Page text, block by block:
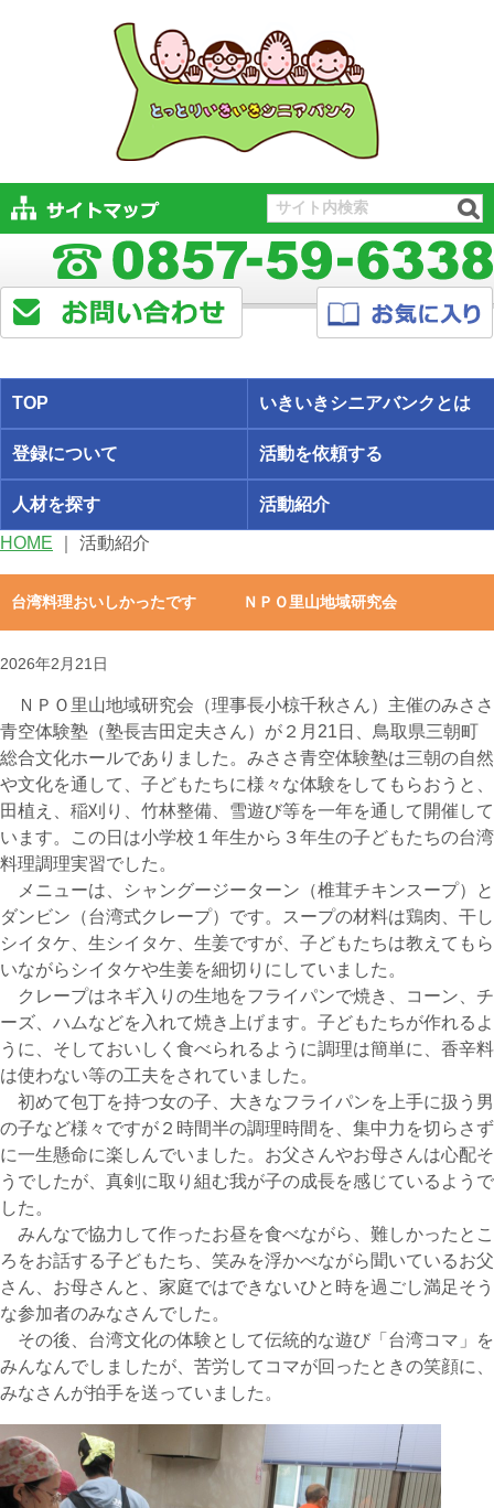
TOP いきいきシニアバンクとは
登録について 活動を依頼する
人材を探す 活動紹介
HOME 活動紹介
台湾料理おいしかったです ＮＰＯ里山地域研究会
2026年2月21日
ＮＰＯ里山地域研究会（理事長小椋千秋さん）主催のみささ
青空体験塾（塾長吉田定夫さん）が２月21日、鳥取県三朝町
総合文化ホールでありました。みささ青空体験塾は三朝の自然
や文化を通して、子どもたちに様々な体験をしてもらおうと、
田植え、稲刈り、竹林整備、雪遊び等を一年を通して開催して
います。この日は小学校１年生から３年生の子どもたちの台湾
料理調理実習でした。
メニューは、シャングージーターン（椎茸チキンスープ）と
ダンビン（台湾式クレープ）です。スープの材料は鶏肉、干し
シイタケ、生シイタケ、生姜ですが、子どもたちは教えてもら
いながらシイタケや生姜を細切りにしていました。
クレープはネギ入りの生地をフライパンで焼き、コーン、チ
ーズ、ハムなどを入れて焼き上げます。子どもたちが作れるよ
うに、そしておいしく食べられるように調理は簡単に、香辛料
は使わない等の工夫をされていました。
初めて包丁を持つ女の子、大きなフライパンを上手に扱う男
の子など様々ですが２時間半の調理時間を、集中力を切らさず
に一生懸命に楽しんでいました。お父さんやお母さんは心配そ
うでしたが、真剣に取り組む我が子の成長を感じているようで
した。
みんなで協力して作ったお昼を食べながら、難しかったとこ
ろをお話する子どもたち、笑みを浮かべながら聞いているお父
さん、お母さんと、家庭ではできないひと時を過ごし満足そう
な参加者のみなさんでした。
その後、台湾文化の体験として伝統的な遊び「台湾コマ」を
みんなんでしましたが、苦労してコマが回ったときの笑顔に、
みなさんが拍手を送っていました。